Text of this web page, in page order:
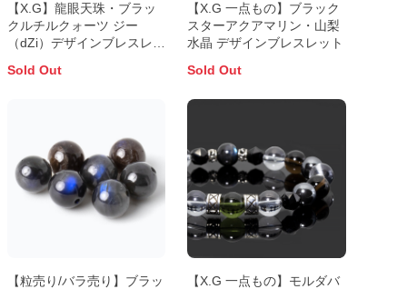
【X.G】龍眼天珠・ブラッ
クルチルクォーツ ジー
（dZi）デザインブレスレッ
Sold Out
【X.G 一点もの】ブラック
スターアクアマリン・山梨
水晶 デザインブレスレット
Sold Out
【粒売り/バラ売り】ブラッ
【X.G 一点もの】モルダバ